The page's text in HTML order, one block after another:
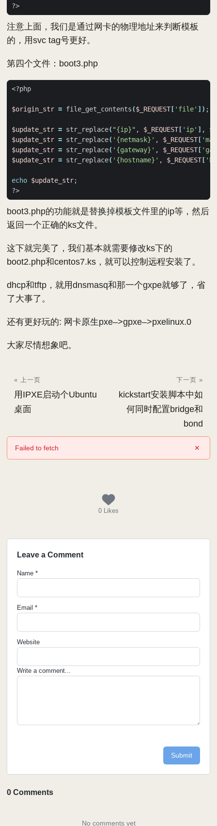
注意上面，我们是通过网卡的物理地址来判断模板
的，用svc tag号更好。
第四个文件：boot3.php
$origin_str = file_get_contents($_REQUEST [ 'file' ]) ;
$update_str = str_replace( "{ip}" , $_REQUEST [ 'ip' ] ,
$update_str = str_replace( '{netmask}' , $_REQUEST [
$update_str = str_replace( '{gateway}' , $_REQUEST [
$update_str = str_replace( '{hostname}' , $_REQUEST [
echo $update_str;
boot3.php的功能就是替换掉模板文件里的ip等，然后
返回一个正确的ks文件。
这下就完美了，我们基本就需要修改ks下的
boot2.php和centos7.ks，就可以控制远程安装了。
dhcp和tftp，就用dnsmasq和那一个gxpe就够了，省
了大事了。
还有更好玩的: 网卡原生pxe–>gpxe–>pxelinux.0
大家尽情想象吧。
« 上一页
用IPXE启动个Ubuntu
桌面
下一页 »
kickstart安装脚本中如
何同时配置bridge和
bond